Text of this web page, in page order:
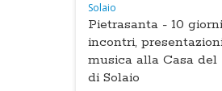
Pietrasanta - 10
incontri,
musica alla Casa del
di Solaio